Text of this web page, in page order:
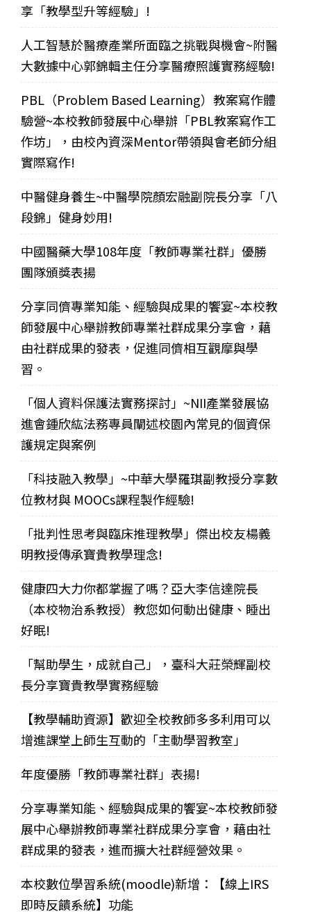
享「教學型升等經驗」!
人工智慧於醫療產業所面臨之挑戰與機會~附醫
大數據中心郭錦輯主任分享醫療照護實務經驗!
PBL（Problem Based Learning）教案寫作體
驗營~本校教師發展中心舉辦「PBL教案寫作工
作坊」，由校內資深Mentor帶領與會老師分組
實際寫作!
中醫健身養生~中醫學院顏宏融副院長分享「八
段錦」健身妙用!
中國醫藥大學108年度「教師專業社群」優勝
團隊頒獎表揚
分享同儕專業知能、經驗與成果的饗宴~本校教
師發展中心舉辦教師專業社群成果分享會，藉
由社群成果的發表，促進同儕相互觀摩與學
習。
「個人資料保護法實務探討」~NII產業發展協
進會鍾欣紘法務專員闡述校園內常見的個資保
護規定與案例
「科技融入教學」~中華大學羅琪副教授分享數
位教材與 MOOCs課程製作經驗!
「批判性思考與臨床推理教學」傑出校友楊義
明教授傳承寶貴教學理念!
健康四大力你都掌握了嗎？亞大李信達院長
（本校物治系教授）教您如何動出健康、睡出
好眠!
「幫助學生，成就自己」，臺科大莊榮輝副校
長分享寶貴教學實務經驗
【教學輔助資源】歡迎全校教師多多利用可以
增進課堂上師生互動的「主動學習教室」
年度優勝「教師專業社群」表揚!
分享專業知能、經驗與成果的饗宴~本校教師發
展中心舉辦教師專業社群成果分享會，藉由社
群成果的發表，進而擴大社群經營效果。
本校數位學習系統(moodle)新增：【線上IRS
即時反饋系統】功能